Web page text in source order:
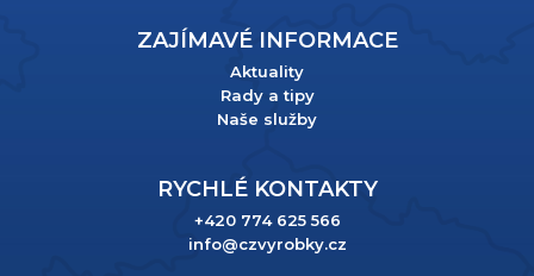
ZAJÍMAVÉ INFORMACE
Aktuality
Rady a tipy
Naše služby
RYCHLÉ KONTAKTY
+420 774 625 566
info@czvyrobky.cz